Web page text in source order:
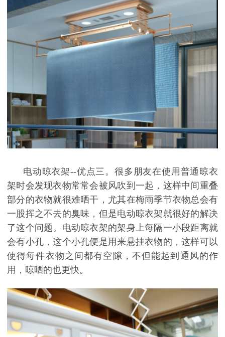
电动晾衣架--优点三。很多朋友在使用普通晾衣
架时会发现衣物常常会被风吹到一起，这样中间重叠
部分的衣物就很难晒干，尤其在梅雨季节衣物总会有
一股挥之不去的臭味，但是电动晾衣架就很好的解决
了这个问题。电动晾衣架的架身上每隔一小段距离就
会有小孔，这个小孔便是用来悬挂衣物的，这样可以
使得每件衣物之间都有空隙，不但能起到通风的作
用，晾晒的也更快。